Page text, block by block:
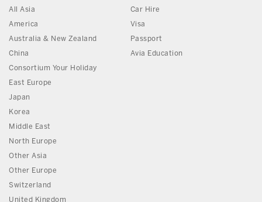
All Asia
America
Australia & New Zealand
China
Consortium Your Holiday
East Europe
Japan
Korea
Middle East
North Europe
Other Asia
Other Europe
Switzerland
United Kingdom
Car Hire
Visa
Passport
Avia Education